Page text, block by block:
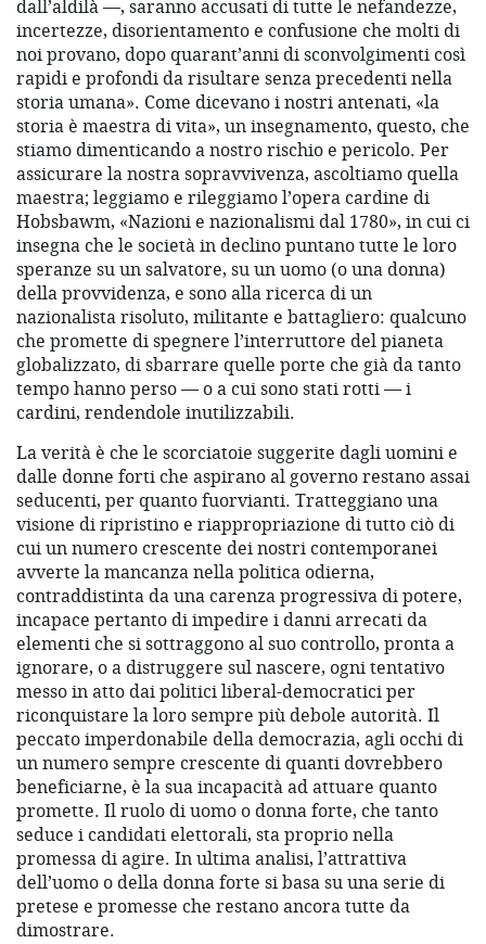
dall’aldilà —, saranno accusati di tutte le nefandezze,
incertezze, disorientamento e confusione che molti di
noi provano, dopo quarant’anni di sconvolgimenti così
rapidi e profondi da risultare senza precedenti nella
storia umana». Come dicevano i nostri antenati, «la
storia è maestra di vita», un insegnamento, questo, che
stiamo dimenticando a nostro rischio e pericolo. Per
assicurare la nostra sopravvivenza, ascoltiamo quella
maestra; leggiamo e rileggiamo l’opera cardine di
Hobsbawm, «Nazioni e nazionalismi dal 1780», in cui ci
insegna che le società in declino puntano tutte le loro
speranze su un salvatore, su un uomo (o una donna)
della provvidenza, e sono alla ricerca di un
nazionalista risoluto, militante e battagliero: qualcuno
che promette di spegnere l’interruttore del pianeta
globalizzato, di sbarrare quelle porte che già da tanto
tempo hanno perso — o a cui sono stati rotti — i
cardini, rendendole inutilizzabili.
La verità è che le scorciatoie suggerite dagli uomini e
dalle donne forti che aspirano al governo restano assai
seducenti, per quanto fuorvianti. Tratteggiano una
visione di ripristino e riappropriazione di tutto ciò di
cui un numero crescente dei nostri contemporanei
avverte la mancanza nella politica odierna,
contraddistinta da una carenza progressiva di potere,
incapace pertanto di impedire i danni arrecati da
elementi che si sottraggono al suo controllo, pronta a
ignorare, o a distruggere sul nascere, ogni tentativo
messo in atto dai politici liberal-democratici per
riconquistare la loro sempre più debole autorità. Il
peccato imperdonabile della democrazia, agli occhi di
un numero sempre crescente di quanti dovrebbero
beneficiarne, è la sua incapacità ad attuare quanto
promette. Il ruolo di uomo o donna forte, che tanto
seduce i candidati elettorali, sta proprio nella
promessa di agire. In ultima analisi, l’attrattiva
dell’uomo o della donna forte si basa su una serie di
pretese e promesse che restano ancora tutte da
dimostrare.